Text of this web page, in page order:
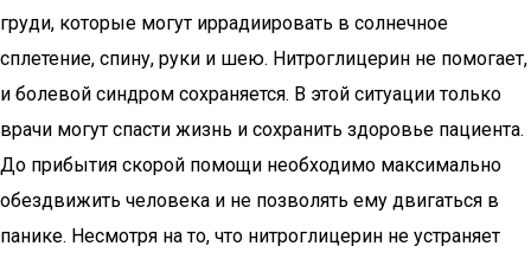
груди, которые могут иррадиировать в солнечное
сплетение, спину, руки и шею. Нитроглицерин не помогает,
и болевой синдром сохраняется. В этой ситуации только
врачи могут спасти жизнь и сохранить здоровье пациента.
До прибытия скорой помощи необходимо максимально
обездвижить человека и не позволять ему двигаться в
панике. Несмотря на то, что нитроглицерин не устраняет